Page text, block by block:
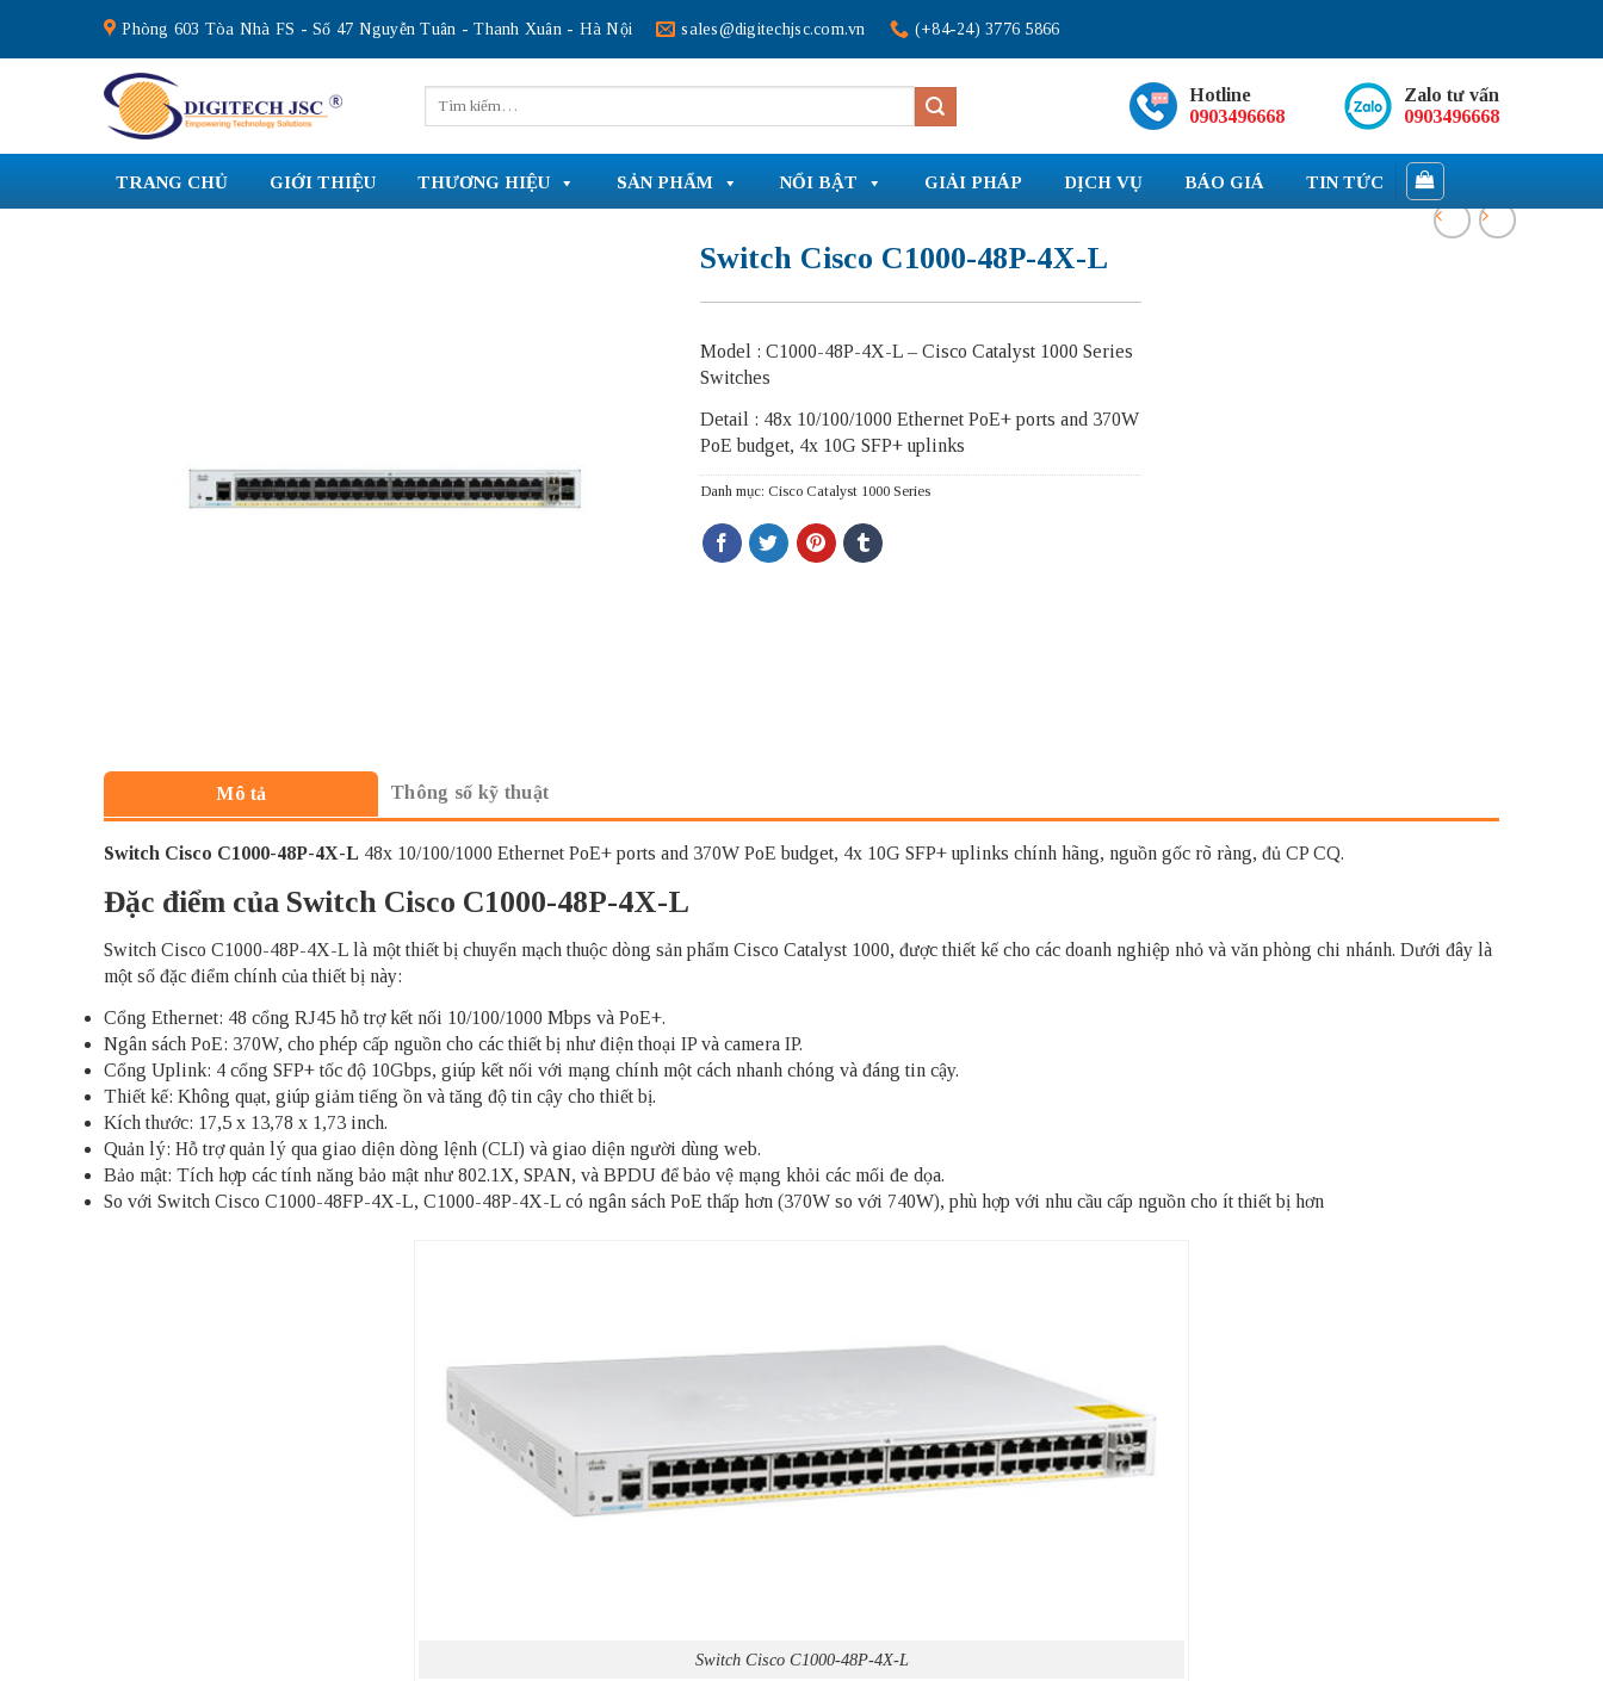
content
Phòng 603 Tòa Nhà FS - Số 47 Nguyễn Tuân - Thanh Xuân - Hà Nội sales@digitechjsc.com.vn (+84-24) 3776 5866
kiếm:
Hotline
0903496668
Zalo tư vấn
0903496668
TRANG CHỦ GIỚI THIỆU THƯƠNG HIỆU SẢN PHẨM NỔI BẬT GIẢI PHÁP DỊCH VỤ BÁO GIÁ TIN TỨC
Switch Cisco C1000-48P-4X-L
Model : C1000-48P-4X-L – Cisco Catalyst 1000 Series
Switches
Detail : 48x 10/100/1000 Ethernet PoE+ ports and 370W
PoE budget, 4x 10G SFP+ uplinks
Danh mục: Cisco Catalyst 1000 Series
Mô tả Thông số kỹ thuật
Switch Cisco C1000-48P-4X-L 48x 10/100/1000 Ethernet PoE+ ports and 370W PoE budget, 4x 10G SFP+ uplinks chính hãng, nguồn gốc rõ ràng, đủ CP CQ.
Đặc điểm của Switch Cisco C1000-48P-4X-L
Switch Cisco C1000-48P-4X-L là một thiết bị chuyển mạch thuộc dòng sản phẩm Cisco Catalyst 1000, được thiết kế cho các doanh nghiệp nhỏ và văn phòng chi nhánh. Dưới đây là
một số đặc điểm chính của thiết bị này:
Cổng Ethernet: 48 cổng RJ45 hỗ trợ kết nối 10/100/1000 Mbps và PoE+.
Ngân sách PoE: 370W, cho phép cấp nguồn cho các thiết bị như điện thoại IP và camera IP.
Cổng Uplink: 4 cổng SFP+ tốc độ 10Gbps, giúp kết nối với mạng chính một cách nhanh chóng và đáng tin cậy.
Thiết kế: Không quạt, giúp giảm tiếng ồn và tăng độ tin cậy cho thiết bị.
Kích thước: 17,5 x 13,78 x 1,73 inch.
Quản lý: Hỗ trợ quản lý qua giao diện dòng lệnh (CLI) và giao diện người dùng web.
Bảo mật: Tích hợp các tính năng bảo mật như 802.1X, SPAN, và BPDU để bảo vệ mạng khỏi các mối đe dọa.
So với Switch Cisco C1000-48FP-4X-L, C1000-48P-4X-L có ngân sách PoE thấp hơn (370W so với 740W), phù hợp với nhu cầu cấp nguồn cho ít thiết bị hơn
Switch Cisco C1000-48P-4X-L